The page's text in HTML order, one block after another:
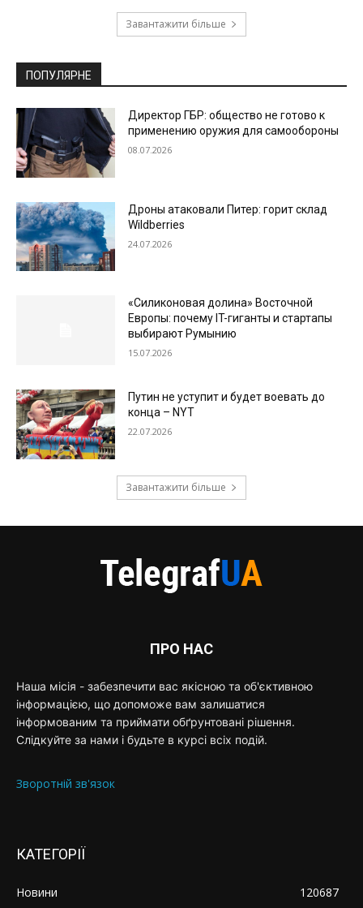
Завантажити більше
ПОПУЛЯРНЕ
Директор ГБР: общество не готово к
применению оружия для самообороны
08.07.2026
Дроны атаковали Питер: горит склад
Wildberries
24.07.2026
«Силиконовая долина» Восточной
Европы: почему IT-гиганты и стартапы
выбирают Румынию
15.07.2026
Путин не уступит и будет воевать до
конца – NYT
22.07.2026
Завантажити більше
ПРО НАС
Наша місія - забезпечити вас якісною та об'єктивною
інформацією, що допоможе вам залишатися
інформованим та приймати обґрунтовані рішення.
Слідкуйте за нами і будьте в курсі всіх подій.
Зворотній зв'язок
КАТЕГОРІЇ
Новини 120687